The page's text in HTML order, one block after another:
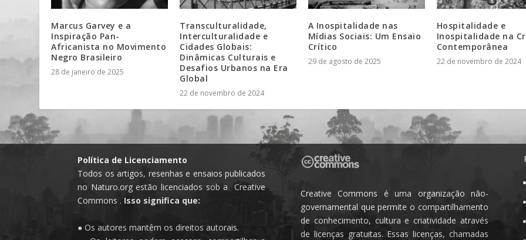
Marcus Garvey e a
Inspiração Pan-
Africanista no Movimento
Negro Brasileiro
28 de janeiro de 2025
Transculturalidade,
Interculturalidade e
Cidades Globais:
Dinâmicas Culturais e
Desafios Urbanos na Era
Global
22 de novembro de 2024
A Inospitalidade nas
Mídias Sociais: Um Ensaio
Crítico
29 de agosto de 2025
Hospitalidade e
Inospitalidade na
Contemporânea
22 de novembro de 2024
Política de Licenciamento
Todos os artigos, resenhas e ensaios publicados
no Naturo.org estão licenciados sob a Creative
Commons . Isso significa que:
● Os autores mantêm os direitos autorais.
Creative Commons é uma organização não-
governamental que permite o compartilhamento
de conhecimento, cultura e criatividade através
de licenças gratuitas. Essas licenças, chamadas